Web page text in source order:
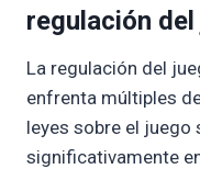
regulación
La regulación del
enfrenta múltiples
leyes sobre el juego
significativamente